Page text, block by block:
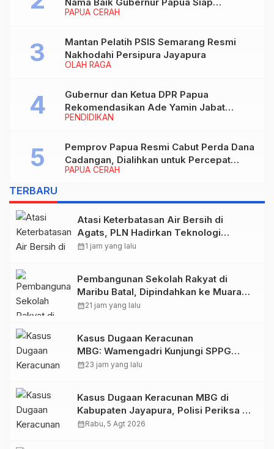
PAPUA CERAH
Berhadapan dengan Hukum!
OLAH RAGA
Mantan Pelatih PSIS Semarang Resmi
Nakhodahi Persipura Jayapura
PENDIDIKAN
Gubernur dan Ketua DPR Papua
Rekomendasikan Ade Yamin Jabat
Rektor IAIN Fattahul Muluk Papua
PAPUA CERAH
Pemprov Papua Resmi Cabut Perda Dana
Cadangan, Dialihkan untuk Percepat
Pembangunan dan Layanan Publik
TERBARU
Atasi Keterbatasan Air Bersih di
Agats, PLN Hadirkan Teknologi
Desalinasi untuk Masjid Saiful Al-
calendar_month1 jam yang lalu
Pembangunan Sekolah Rakyat di
Maribu Batal, Dipindahkan ke Muara
Tami, Ini Sebabnya
calendar_month21 jam yang lalu
Kasus Dugaan Keracunan
MBG: Wamengadri Kunjungi SPPG
Yayasan KIS Papua, Ini yang
calendar_month23 jam yang lalu
Kasus Dugaan Keracunan MBG di
Kabupaten Jayapura, Polisi Periksa 30
Orang Saksi
calendar_monthRabu, 5 Agt 2026